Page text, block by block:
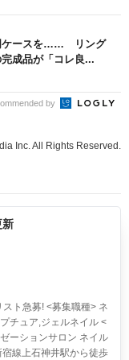
ケースを…… リング
成品が「コレ良...
by
Inc. All Rights Reserved.
ト急募! <募集職種> ネ
チュア,ジェルネイル <
ーションサロン ネイル
線上石神井駅から徒歩